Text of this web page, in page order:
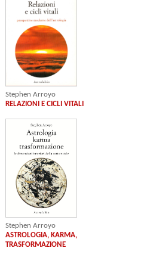
Stephen Arroyo
RELAZIONI E CICLI VITALI
Stephen Arroyo
ASTROLOGIA, KARMA,
TRASFORMAZIONE